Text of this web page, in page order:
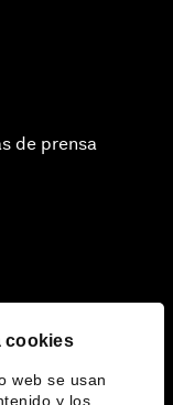
cookies
web se usan
y los
de prensa